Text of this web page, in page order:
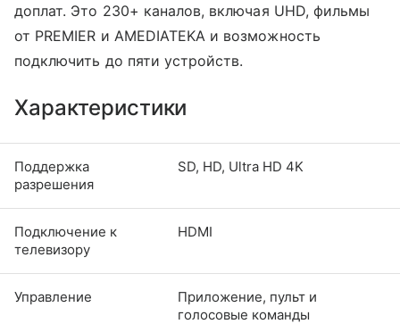
доплат. Это 230+ каналов, включая UHD, фильмы
от PREMIER и AMEDIATEKA и возможность
подключить до пяти устройств.
Характеристики
Поддержка
разрешения
SD, HD, Ultra HD 4K
Подключение к
телевизору
HDMI
Управление
Приложение, пульт и
голосовые команды